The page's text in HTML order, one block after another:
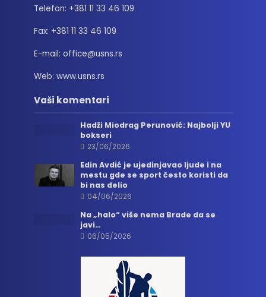
Telefon: +381 11 33 46 109
Fax: +381 11 33 46 109
E-mail: office@usns.rs
Web: www.usns.rs
Vaši komentari
Hadži Miodrag Perunović: Najbolji YU
bokseri
23/06/2026
Edin Avdić je ujedinjavao ljude i na
mestu gde se sport često koristi da
bi nas delio
04/06/2026
Na „halo“ više nema Brade da se
javi…
06/05/2026